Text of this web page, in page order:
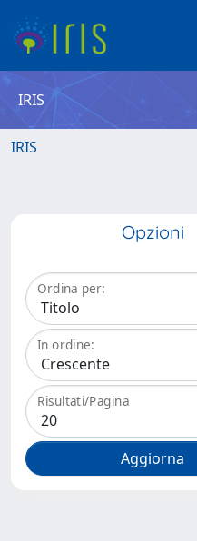
IRIS
IRIS
Opzioni
Ordina per:
In ordine:
Risultati/Pagina